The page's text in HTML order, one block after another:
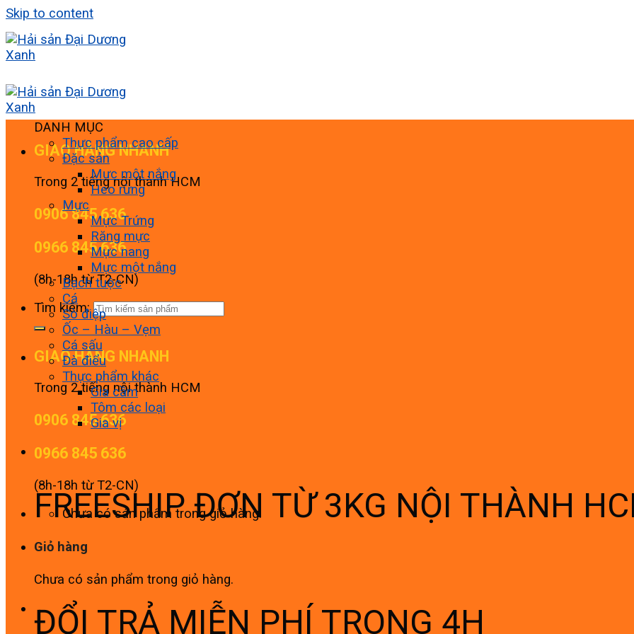
Skip to content
GIAO HÀNG NHANH
Trong 2 tiếng nội thành HCM
0906 845 636
0966 845 636
(8h-18h từ T2-CN)
Tìm kiếm:
GIAO HÀNG NHANH
Trong 2 tiếng nội thành HCM
0906 845 636
0966 845 636
(8h-18h từ T2-CN)
Chưa có sản phẩm trong giỏ hàng.
Giỏ hàng
Chưa có sản phẩm trong giỏ hàng.
DANH MỤC
Thực phẩm cao cấp
Đặc sản
Mực một nắng
Heo rừng
Mực
Mực Trứng
Răng mực
Mực nang
Mực một nắng
Bạch tuộc
Cá
Sò điệp
Ốc – Hàu – Vẹm
Cá sấu
Đà điểu
Thực phẩm khác
Gia cầm
Tôm các loại
Gia vị
FREESHIP ĐƠN TỪ 3KG NỘI THÀNH
ĐỔI TRẢ MIỄN PHÍ TRONG 4H